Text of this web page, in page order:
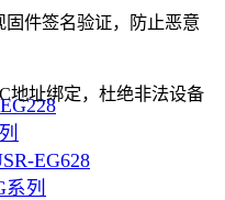
EG628
列
固件签名验证，防止恶意
地址绑定，杜绝非法设备